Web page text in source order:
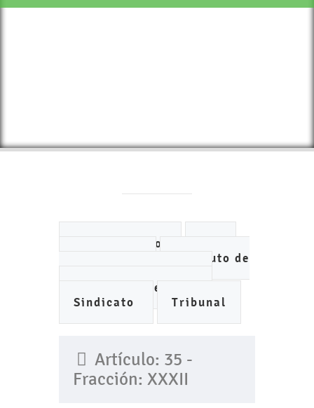
Ayuntamiento
Instituto de
Organismo de Agua
Sindicato
Tribunal
Artículo: 35 -
Fracción: XXXII